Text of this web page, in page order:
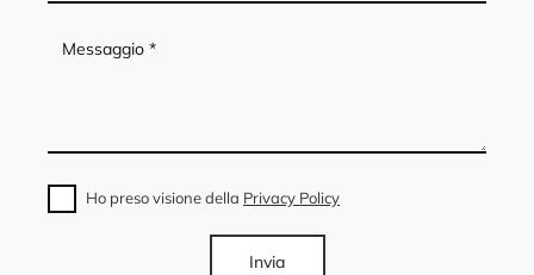
Ho preso visione della Privacy Policy
Invia